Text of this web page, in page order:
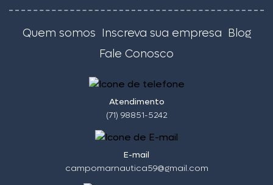
Quem somos Inscreva sua empresa Blog
Fale Conosco
Atendimento
(71) 98851-5242
E-mail
campomarnautica59@gmail.com